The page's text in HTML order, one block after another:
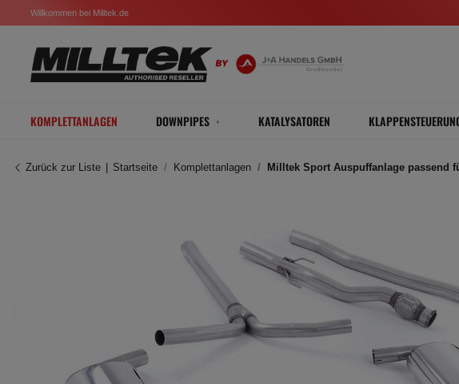
Willkommen bei Milltek.de
KOMPLETTANLAGEN DOWNPIPES KATALYSATOREN
Zurück zur Liste Startseite Komplettanlagen Milltek Sport Auspuffanlage passend